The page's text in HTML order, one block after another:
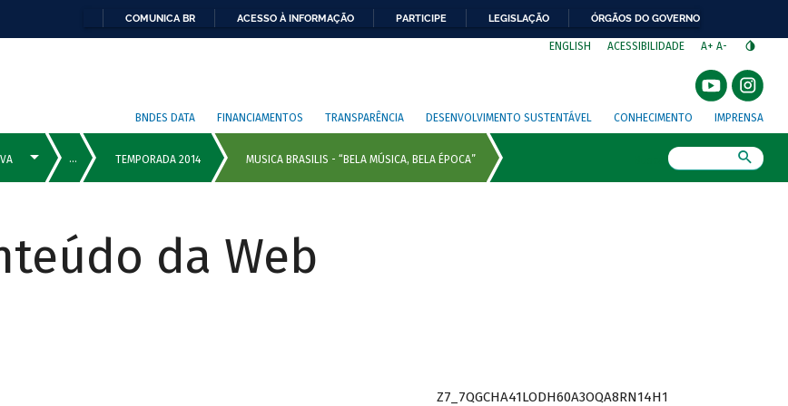
COMUNICA BR ACESSO À INFORMAÇÃO PARTICIPE LEGISLAÇÃO ÓRGÃOS DO GOVERNO
ENGLISH ACESSIBILIDADE A+ A-
BNDES DATA FINANCIAMENTOS TRANSPARÊNCIA DESENVOLVIMENTO SUSTENTÁVEL CONHECIMENTO IMPRENSA
da Web
Z7_7QGCHA41LODH60A3OQA8RN14H1